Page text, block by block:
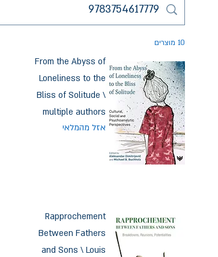
10 מוצרים
From the Abyss of
Loneliness to the
Bliss of Solitude \
multiple authors
אזל מהמלאי
Rapprochement
Between Fathers
and Sons \ Louis